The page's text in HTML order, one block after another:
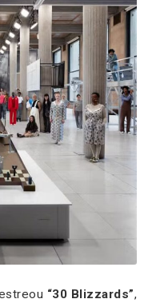
“30 Blizzards”,